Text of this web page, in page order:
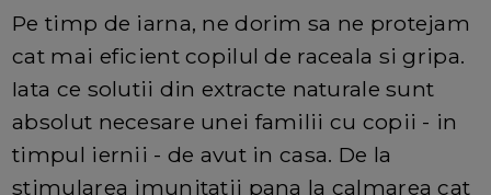
Pe timp de iarna, ne dorim sa ne protejam
cat mai eficient copilul de raceala si gripa.
Iata ce solutii din extracte naturale sunt
absolut necesare unei familii cu copii - in
timpul iernii - de avut in casa. De la
stimularea imunitatii pana la calmarea cat